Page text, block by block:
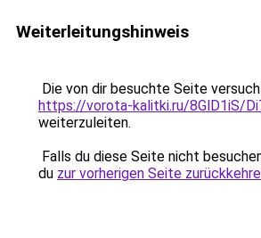
Weiterleitungshinweis
Die von dir besuchte Seite
https://vorota-kalitki.ru/8GlD1iS/
weiterzuleiten.
Falls du diese Seite nicht
du zur vorherigen Seite